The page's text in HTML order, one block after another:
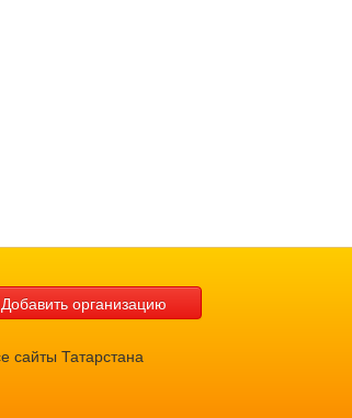
Добавить организацию